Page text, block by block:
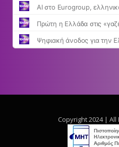
Copyright 2024 | All